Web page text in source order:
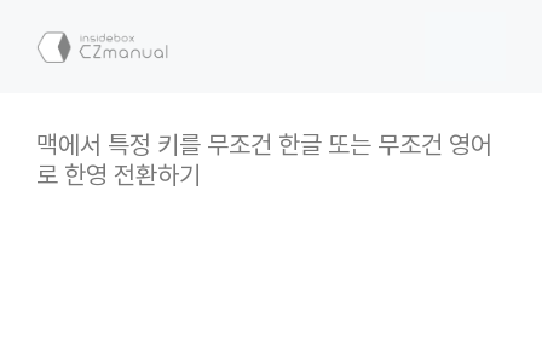
맥에서 특정 키를 무조건 한글 또는 무조건 영어
로 한영 전환하기